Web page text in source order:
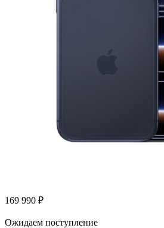
169 990 ₽
Ожидаем поступление